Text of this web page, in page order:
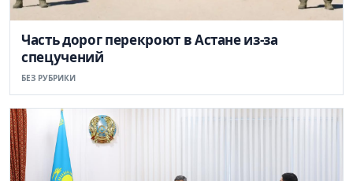
Часть дорог перекроют в Астане из-за
спецучений
БЕЗ РУБРИКИ